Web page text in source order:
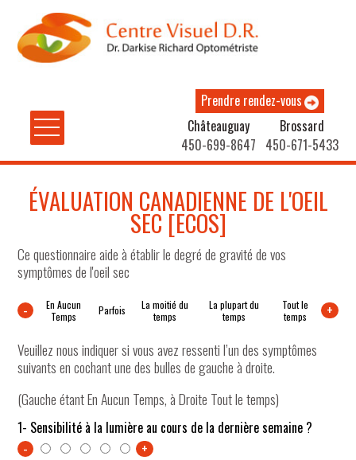
Prendre rendez-vous
Châteauguay
450-699-8647
Brossard
450-671-5433
ÉVALUATION CANADIENNE DE L'OEIL
SEC [ECOS]
Ce questionnaire aide à établir le degré de gravité de vos
symptômes de l'oeil sec
-
En Aucun
Temps
Parfois
La moitié du
temps
La plupart du
temps
Tout le
temps
+
Veuillez nous indiquer si vous avez ressenti l’un des symptômes
suivants en cochant une des bulles de gauche à droite.
(Gauche étant En Aucun Temps, à Droite Tout le temps)
1- Sensibilité à la lumière au cours de la dernière semaine ?
-
+